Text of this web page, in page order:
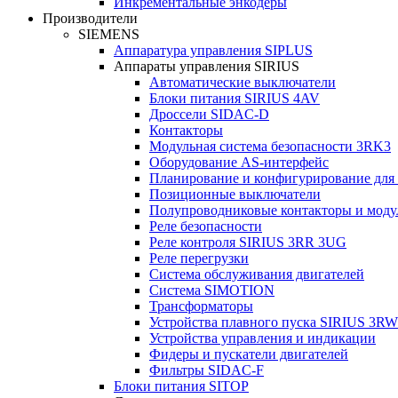
Производители
SIEMENS
Аппаратура управления SIPLUS
Аппараты управления SIRIUS
Автоматические выключатели
Блоки питания SIRIUS 4AV
Дроссели SIDAC-D
Контакторы
Модульная система безопасности 3RK3
Оборудование AS-интерфейс
Планирование и конфигурирование
Позиционные выключатели
Полупроводниковые контакторы и
Реле безопасности
Реле контроля SIRIUS 3RR 3UG
Реле перегрузки
Сиcтема обслуживания двигателей
Система SIMOTION
Трансформаторы
Устройства плавного пуска SIRIUS 3RW
Устройства управления и индикации
Фидеры и пускатели двигателей
Фильтры SIDAC-F
Блоки питания SITOP